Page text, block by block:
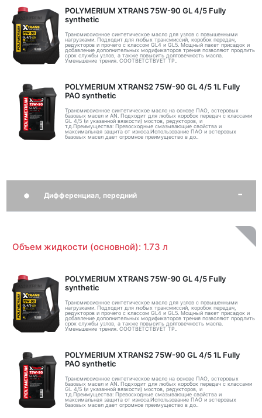
POLYMERIUM XTRANS 75W-90 GL 4/5 Fully
synthetic
Трансмиссионное синтетическое масло для узлов с повышенными
нагрузками. Подходит для любых трансмиссий, коробок передач,
редукторов и прочего с классом GL4 и GL5. Мощный пакет присадок и
добавление дополнительных модификаторов трения позволяют продлить
срок службы узлов, а также повысить долговечность масла.
Уменьшение трения. СООТВЕТСТВУЕТ ТР..
POLYMERIUM XTRANS2 75W-90 GL 4/5 1L Fully
PAO synthetic
Трансмиссионное синтетическое масло на основе ПАО, эстеровых
базовых масел и AN. Подходит для любых коробок передач с классами
GL 4/5 (и указанной вязкости) мостов, редукторов, и
т.д.Преимущества: Превосходные смазывающие свойства и
максимальная защита от износа.Использование ПАО и эстеровых
базовых масел дает огромное преимущество в до..
Дифференциал, передний
Объем жидкости (основной): 1.73 л
POLYMERIUM XTRANS 75W-90 GL 4/5 Fully
synthetic
Трансмиссионное синтетическое масло для узлов с повышенными
нагрузками. Подходит для любых трансмиссий, коробок передач,
редукторов и прочего с классом GL4 и GL5. Мощный пакет присадок и
добавление дополнительных модификаторов трения позволяют продлить
срок службы узлов, а также повысить долговечность масла.
Уменьшение трения. СООТВЕТСТВУЕТ ТР..
POLYMERIUM XTRANS2 75W-90 GL 4/5 1L Fully
PAO synthetic
Трансмиссионное синтетическое масло на основе ПАО, эстеровых
базовых масел и AN. Подходит для любых коробок передач с классами
GL 4/5 (и указанной вязкости) мостов, редукторов, и
т.д.Преимущества: Превосходные смазывающие свойства и
максимальная защита от износа.Использование ПАО и эстеровых
базовых масел дает огромное преимущество в до..